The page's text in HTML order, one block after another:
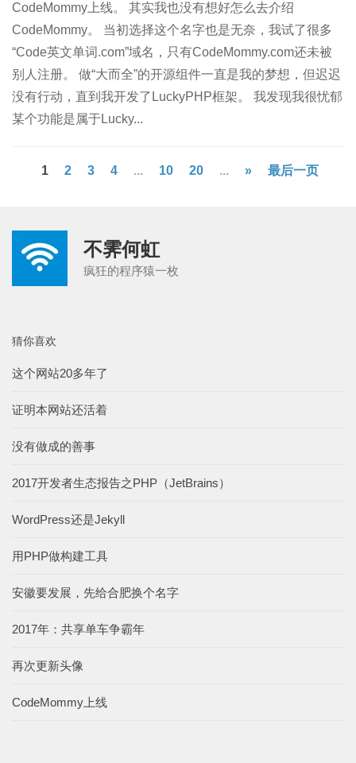
CodeMommy上线。 其实我也没有想好怎么去介绍
CodeMommy。 当初选择这个名字也是无奈，我试了很多
“Code英文单词.com”域名，只有CodeMommy.com还未被
别人注册。 做“大而全”的开源组件一直是我的梦想，但迟迟
没有行动，直到我开发了LuckyPHP框架。 我发现我很忧郁
某个功能是属于Lucky...
1 2 3 4 ... 10 20 ... » 最后一页
不霁何虹
疯狂的程序猿一枚
猜你喜欢
这个网站20多年了
证明本网站还活着
没有做成的善事
2017开发者生态报告之PHP（JetBrains）
WordPress还是Jekyll
用PHP做构建工具
安徽要发展，先给合肥换个名字
2017年：共享单车争霸年
再次更新头像
CodeMommy上线